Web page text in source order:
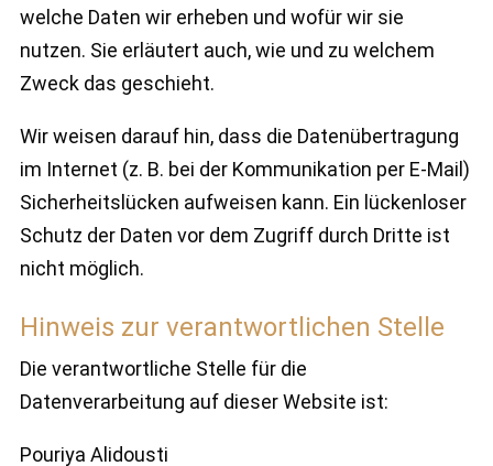
welche Daten wir erheben und wofür wir sie
nutzen. Sie erläutert auch, wie und zu welchem
Zweck das geschieht.
Wir weisen darauf hin, dass die Datenübertragung
im Internet (z. B. bei der Kommunikation per E-Mail)
Sicherheitslücken aufweisen kann. Ein lückenloser
Schutz der Daten vor dem Zugriff durch Dritte ist
nicht möglich.
Hinweis zur verantwortlichen Stelle
Die verantwortliche Stelle für die
Datenverarbeitung auf dieser Website ist:
Pouriya Alidousti